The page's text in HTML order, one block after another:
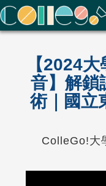
ColleGo! 大學選才與高
【2024
音】解鎖
術｜國立
ColleGo!大